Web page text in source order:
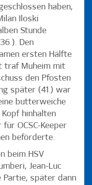
haben,
Iloski
Stunde
Den
ersten Hälfte
traf Muheim mit
den Pfosten
später (41.) war
butterweiche
hinhalten
OCSC-Keeper
beförderte.
beim HSV
Jean-Luc
Partie, später dann